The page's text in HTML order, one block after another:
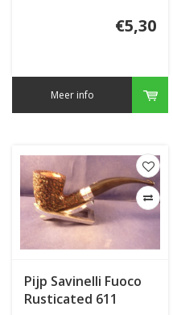
€5,30
Meer info
Pijp Savinelli Fuoco
Rusticated 611